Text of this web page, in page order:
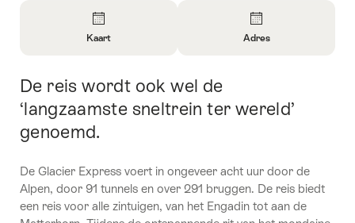
over
Kaart
Kaart
over
Contact
Adres
Inleiding
De reis wordt ook wel de
‘langzaamste sneltrein ter wereld’
genoemd.
De Glacier Express voert in ongeveer acht uur door de
Alpen, door 91 tunnels en over 291 bruggen. De reis biedt
een reis voor alle zintuigen, van het Engadin tot aan de